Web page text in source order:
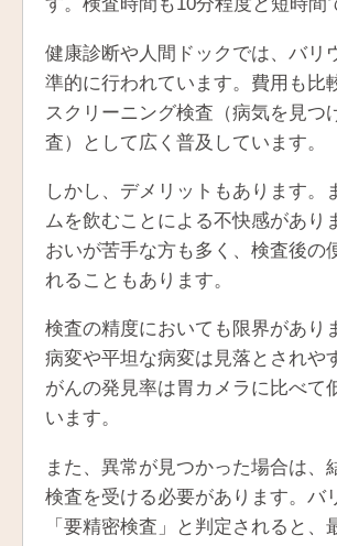
健康診断や人間ドックでは、バリ
準的に行われています。費用も比
スクリーニング検査（病気を見つ
査）として広く普及しています。
しかし、デメリットもあります。
ムを飲むことによる不快感があり
おいが苦手な方も多く、検査後の
れることもあります。
検査の精度においても限界があり
病変や平坦な病変は見落とされや
がんの発見率は胃カメラに比べて
います。
また、異常が見つかった場合は、
検査を受ける必要があります。バ
「要精密検査」と判定されると、